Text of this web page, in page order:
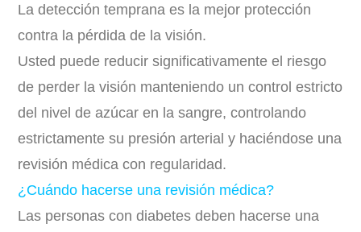
La detección temprana es la mejor protección
contra la pérdida de la visión.
Usted puede reducir significativamente el riesgo
de perder la visión manteniendo un control estricto
del nivel de azúcar en la sangre, controlando
estrictamente su presión arterial y haciéndose una
revisión médica con regularidad.
¿Cuándo hacerse una revisión médica?
Las personas con diabetes deben hacerse una